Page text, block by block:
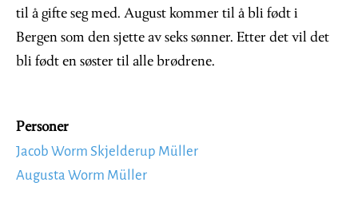
til å gifte seg med. August kommer til å bli født i
Bergen som den sjette av seks sønner. Etter det vil det
bli født en søster til alle brødrene.
Personer
Jacob Worm Skjelderup Müller
Augusta Worm Müller